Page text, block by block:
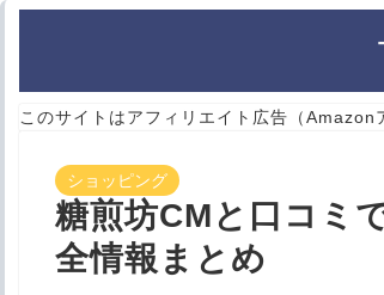
このサイトはアフィリエイト広告（Amazon
ショッピング
糖煎坊CMと口コミ
全情報まとめ